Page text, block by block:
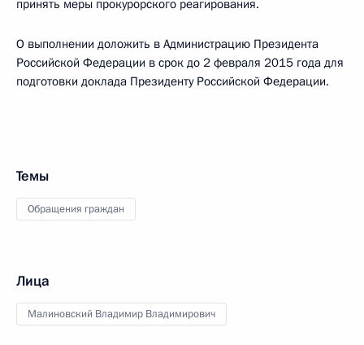
принять меры прокурорского реагирования.
О выполнении доложить в Администрацию Президента
Российской Федерации в срок до 2 февраля 2015 года для
подготовки доклада Президенту Российской Федерации.
Темы
Обращения граждан
Лица
Малиновский Владимир Владимирович